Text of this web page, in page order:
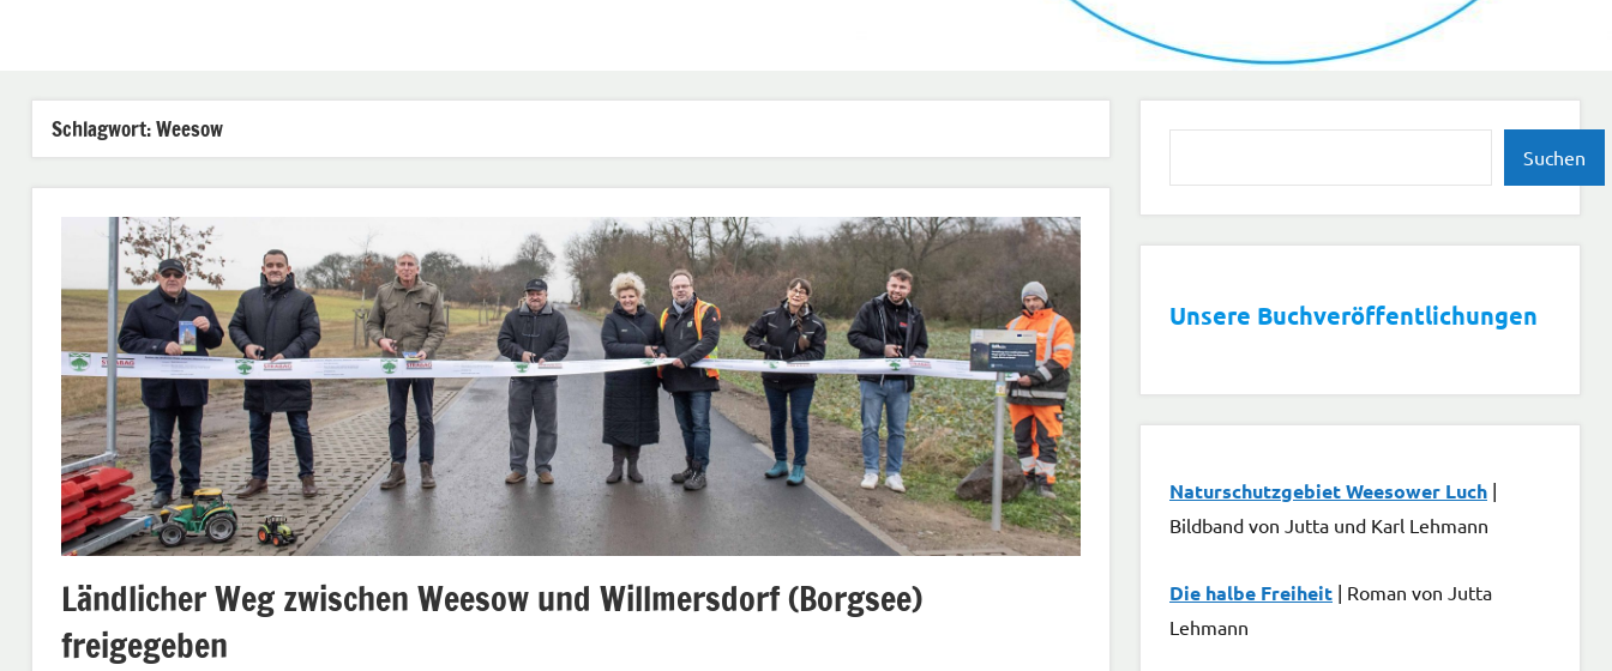
Schlagwort:Weesow
Ländlicher Weg zwischen Weesow und Willmersdorf (Borgsee)
freigegeben
Suchen
Unsere Buchveröffentlichungen
Naturschutzgebiet Weesower Luch |
Bildband von Jutta und Karl Lehmann
Die halbe Freiheit | Roman von Jutta
Lehmann